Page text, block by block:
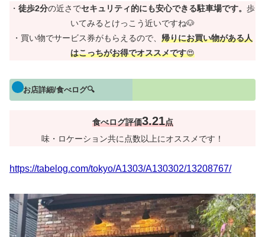
・ 徒歩2分の近さでセキュリティ的にも安心できる駐車場です。 歩
いてみるとけっこう近いですね🐶
・買い物でサービス券がもらえるので、 帰りにお買い物がある人
はこっちがお得でオススメです😍
お店詳細/食べログ🔍
食べログ評価3.21点
味・ロケーション共に点数以上にオススメです！
https://tabelog.com/tokyo/A1303/A130302/13208767/